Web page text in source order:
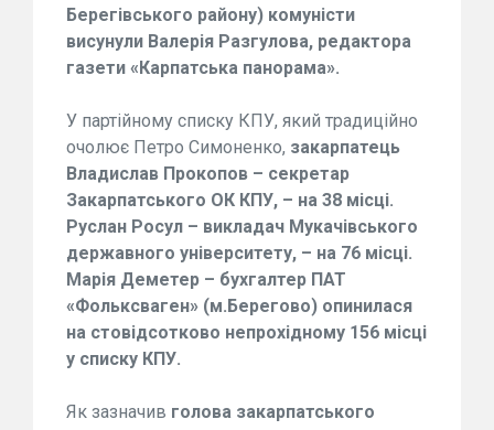
Берегівського району) комуністи
висунули Валерія Разгулова, редактора
газети «Карпатська панорама».
У партійному списку КПУ, який традиційно
очолює Петро Симоненко, закарпатець
Владислав Прокопов – секретар
Закарпатського ОК КПУ, – на 38 місці.
Руслан Росул – викладач Мукачівського
державного університету, – на 76 місці.
Марія Деметер – бухгалтер ПАТ
«Фольксваген» (м.Берегово) опинилася
на стовідсотково непрохідному 156 місці
у списку КПУ.
Як зазначив голова закарпатського